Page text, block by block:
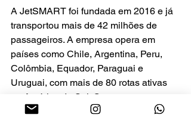
A JetSMART foi fundada em 2016 e já
transportou mais de 42 milhões de
passageiros. A empresa opera em
países como Chile, Argentina, Peru,
Colômbia, Equador, Paraguai e
Uruguai, com mais de 80 rotas ativas
na América do Sul. O novo voo para
Natal será a quarta rota anunciada